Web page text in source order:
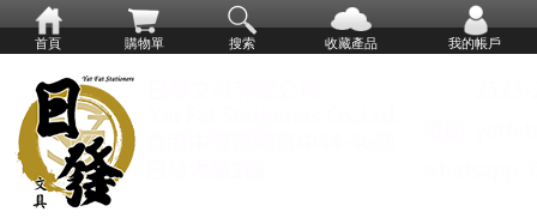
首頁 購物單 搜索 收藏產品 我的帳戶